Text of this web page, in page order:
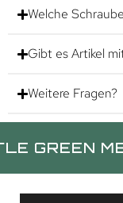
Welche
Gibt es Artikel
Weitere Fragen?
MEN.